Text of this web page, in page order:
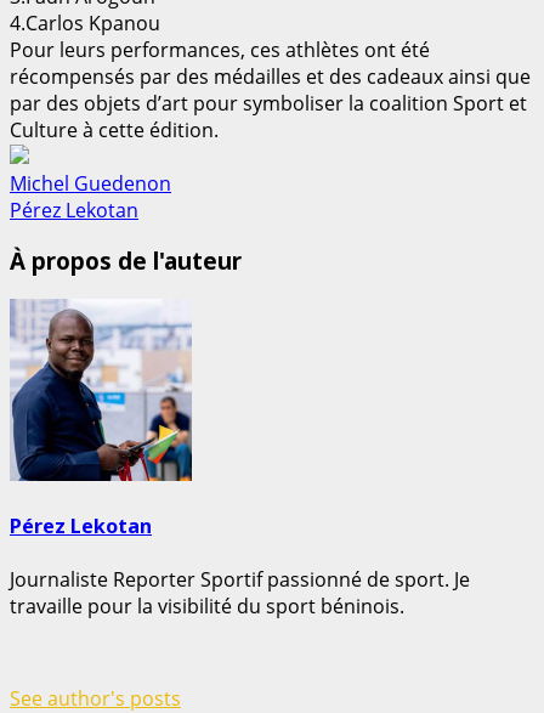
4.Carlos Kpanou
Pour leurs performances, ces athlètes ont été
récompensés par des médailles et des cadeaux ainsi que
par des objets d’art pour symboliser la coalition Sport et
Culture à cette édition.
Michel Guedenon
Pérez Lekotan
À propos de l'auteur
Pérez Lekotan
Journaliste Reporter Sportif passionné de sport. Je
travaille pour la visibilité du sport béninois.
See author's posts